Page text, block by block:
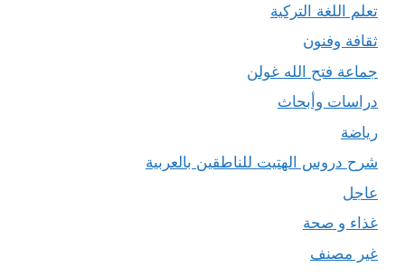
تعلم اللغة التركية
ثقافة وفنون
جماعة فتح الله غولن
دراسات وأبحاث
رياضة
شرح دروس الهتيت للناطقين بالعربية
عاجل
غذاء و صحة
غير مصنف